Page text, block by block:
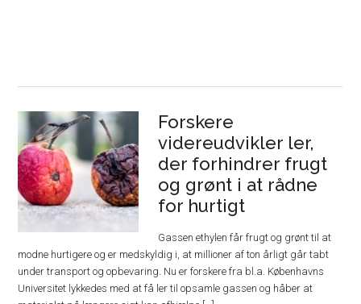
Forskere
videreudvikler ler,
der forhindrer frugt
og grønt i at rådne
for hurtigt
Gassen ethylen får frugt og grønt til at
modne hurtigere og er medskyldig i, at millioner af ton årligt går tabt
under transport og opbevaring. Nu er forskere fra bl.a. Københavns
Universitet lykkedes med at få ler til opsamle gassen og håber at